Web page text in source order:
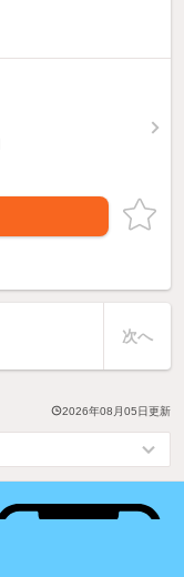
次へ
2026年08月05日更新